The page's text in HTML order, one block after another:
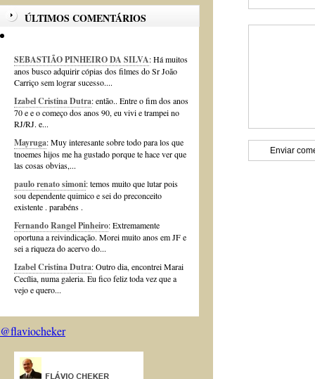
ÚLTIMOS COMENTÁRIOS
SEBASTIÃO PINHEIRO DA SILVA: Há muitos
anos busco adquirir cópias dos filmes do Sr João
Carriço sem lograr sucesso....
Izabel Cristina Dutra: então.. Entre o fim dos anos
70 e e o começo dos anos 90, eu vivi e trampei no
RJ/RJ. e...
Mayruga: Muy interesante sobre todo para los que
tnoemes hijos me ha gustado porque te hace ver que
las cosas obvias,...
paulo renato simoni: temos muito que lutar pois
sou dependente quimico e sei do preconceito
existente . parabéns .
Fernando Rangel Pinheiro: Extremamente
oportuna a reivindicação. Morei muito anos em JF e
sei a riqueza do acervo do...
Izabel Cristina Dutra: Outro dia, encontrei Marai
Cecília, numa galeria. Eu fico feliz toda vez que a
vejo e quero...
@flaviocheker